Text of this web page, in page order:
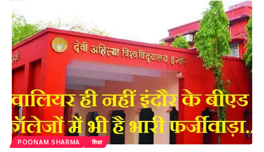
POONAM SHARMA शिक्षा